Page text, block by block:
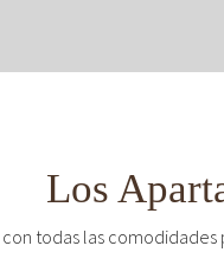
Los
todas las